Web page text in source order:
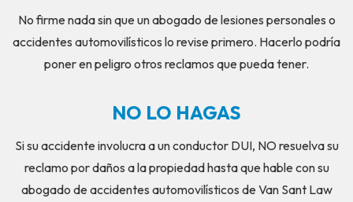
No firme nada sin que un abogado de lesiones personales o
accidentes automovilísticos lo revise primero. Hacerlo podría
poner en peligro otros reclamos que pueda tener.
NO LO HAGAS
Si su accidente involucra a un conductor DUI, NO resuelva su
reclamo por daños a la propiedad hasta que hable con su
abogado de accidentes automovilísticos de Van Sant Law